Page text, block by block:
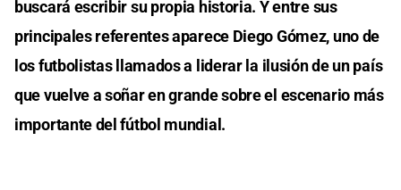
buscará escribir su propia historia. Y entre sus
principales referentes aparece Diego Gómez, uno de
los futbolistas llamados a liderar la ilusión de un país
que vuelve a soñar en grande sobre el escenario más
importante del fútbol mundial.